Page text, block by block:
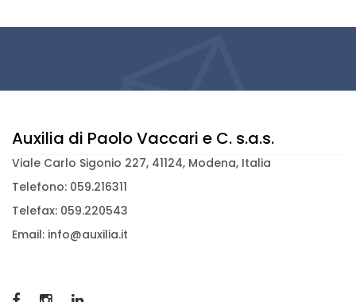
Auxilia di Paolo Vaccari e C. s.a.s.
Viale Carlo Sigonio 227, 41124, Modena, Italia
Telefono: 059.216311
Telefax: 059.220543
Email: info@auxilia.it